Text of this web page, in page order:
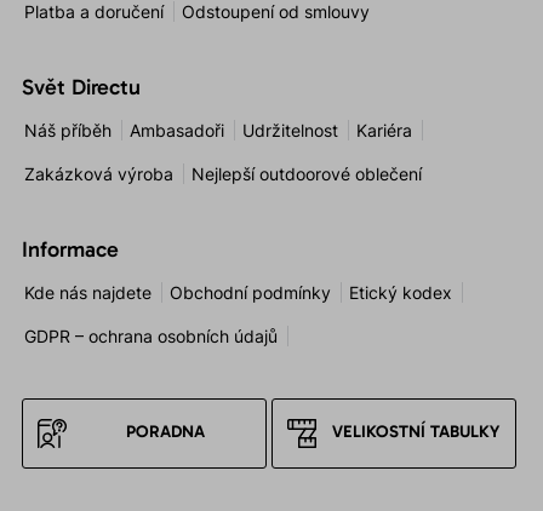
Platba a doručení Odstoupení od smlouvy
Svět Directu
Náš příběh Ambasadoři Udržitelnost Kariéra
Zakázková výroba Nejlepší outdoorové oblečení
Informace
Kde nás najdete Obchodní podmínky Etický kodex
GDPR – ochrana osobních údajů
PORADNA VELIKOSTNÍ TABULKY